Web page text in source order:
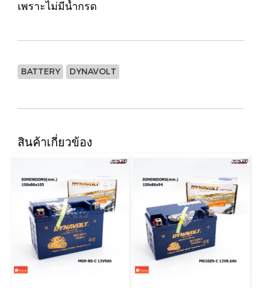
เพราะไม่มีน้ำกรด
BATTERY DYNAVOLT
สินค้าเกี่ยวข้อง